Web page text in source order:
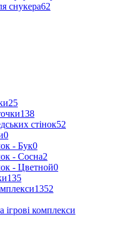
снукера62
25
138
стінок52
0
- Бук0
- Сосна2
- Цветной0
135
1352
ігрові комплекси